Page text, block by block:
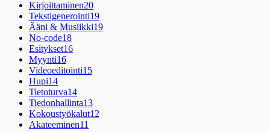
Kirjoittaminen20
Tekstigenerointi19
Ääni & Musiikki19
No-code18
Esitykset16
Myynti16
Videoeditointi15
Hupi14
Tietoturva14
Tiedonhallinta13
Kokoustyökalut12
Akateeminen11